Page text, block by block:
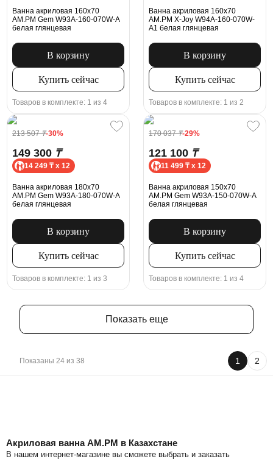
Ванна акриловая 160x70
AM.PM Gem W93A-160-070W-A
белая глянцевая
В корзину
Купить сейчас
Товаров в комплекте: 1 из 4
Ванна акриловая 160x70
AM.PM X-Joy W94A-160-070W-
A1 белая глянцевая
В корзину
Купить сейчас
Товаров в комплекте: 1 из 2
213 507₸-30%
149 300 ₸
14 249 ₸ x 12
Ванна акриловая 180x70
AM.PM Gem W93A-180-070W-A
белая глянцевая
В корзину
Купить сейчас
Товаров в комплекте: 1 из 3
170 037₸-29%
121 100 ₸
11 499 ₸ x 12
Ванна акриловая 150x70
AM.PM Gem W93A-150-070W-A
белая глянцевая
В корзину
Купить сейчас
Товаров в комплекте: 1 из 4
Показать еще
Показаны 24 из 38 1 2
Акриловая ванна AM.PM в Казахстане
В нашем интернет-магазине вы сможете выбрать и заказать